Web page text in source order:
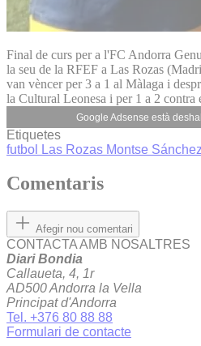
Final de curs per a l'FC Andorra
la seu de la RFEF a Las Rozas
van vèncer per 3 a 1 al Màlaga i
la Cultural Leonesa i per 1 a 2 contra
Google Adsense està
Etiquetes
futbol
Las Rozas Montse Sánchez
Comentaris
Afegir nou comentari
CONTACTA AMB NOSALTRES
Diari Bondia
Callaueta, 4, 1r
AD500 Andorra la Vella
Principat d'Andorra
Tel. +376 80 88 88
Formulari de contacte